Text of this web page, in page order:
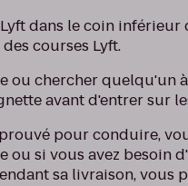
dans le coin
courses Lyft.
ou chercher quelqu'un
avant d'entrer sur
pour conduire,
ou si vous avez besoin
sa livraison, vous